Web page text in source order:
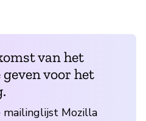
van het
voor het
mailinglijst Mozilla